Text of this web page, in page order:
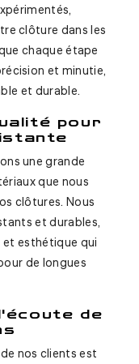
clôture dans les
chaque étape
et minutie,
et durable.
pour
une grande
que nous
clôtures. Nous
et durables,
esthétique qui
de longues
de
nos clients est